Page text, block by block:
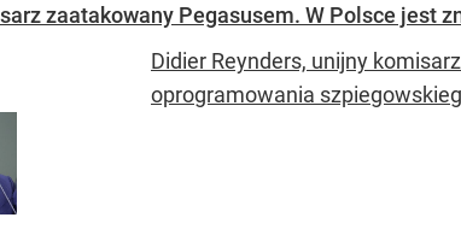
zaatakowany Pegasusem. W Polsce jest
Didier Reynders, unijny
oprogramowania